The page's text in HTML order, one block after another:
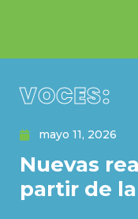
VOCES:
mayo 11, 2026
Nuevas
partir de